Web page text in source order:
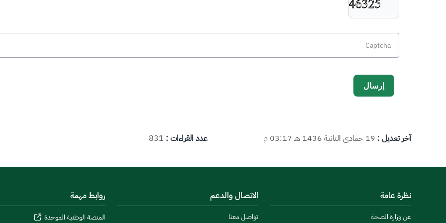
آخر تعديل : 19 جمادى الثانية 1436 هـ 03:17 م عدد القراءات : 831
نظرة عامة
عن وزارة الصحة
الاتصال والدعم
تواصل معنا
روابط مهمة
المنصة الوطنية الموحدة